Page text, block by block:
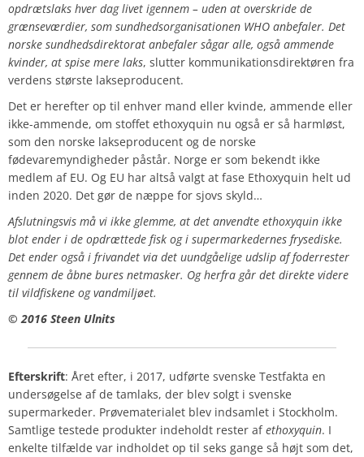
opdrætslaks hver dag livet igennem – uden at overskride de
grænseværdier, som sundhedsorganisationen WHO anbefaler. Det
norske sundhedsdirektorat anbefaler sågar alle, også ammende
kvinder, at spise mere laks, slutter kommunikationsdirektøren fra
verdens største lakseproducent.
Det er herefter op til enhver mand eller kvinde, ammende eller
ikke-ammende, om stoffet ethoxyquin nu også er så harmløst,
som den norske lakseproducent og de norske
fødevaremyndigheder påstår. Norge er som bekendt ikke
medlem af EU. Og EU har altså valgt at fase Ethoxyquin helt ud
inden 2020. Det gør de næppe for sjovs skyld…
Afslutningsvis må vi ikke glemme, at det anvendte ethoxyquin ikke
blot ender i de opdrættede fisk og i supermarkedernes frysediske.
Det ender også i frivandet via det uundgåelige udslip af foderrester
gennem de åbne bures netmasker. Og herfra går det direkte videre
til vildfiskene og vandmiljøet.
©2016 Steen Ulnits
Efterskrift: Året efter, i 2017, udførte svenske Testfakta en
undersøgelse af de tamlaks, der blev solgt i svenske
supermarkeder. Prøvematerialet blev indsamlet i Stockholm.
Samtlige testede produkter indeholdt rester afethoxyquin. I
enkelte tilfælde var indholdet op til seks gange så højt som det,